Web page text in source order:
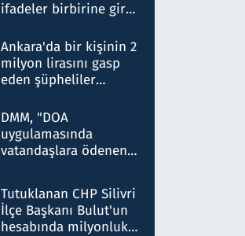
ifadeler birbirine girdi:
ifadelerinden ortaya
çıkan tablo şok etti
Ankara'da bir kişinin 2
milyon lirasını gasp
eden şüpheliler
DMM, "DOA
uygulamasında
vatandaşlara ödenen
düşürüldüğü" iddiasını
yalanladı
Tutuklanan CHP Silivri
İlçe Başkanı Bulut'un
hesabında milyonluk